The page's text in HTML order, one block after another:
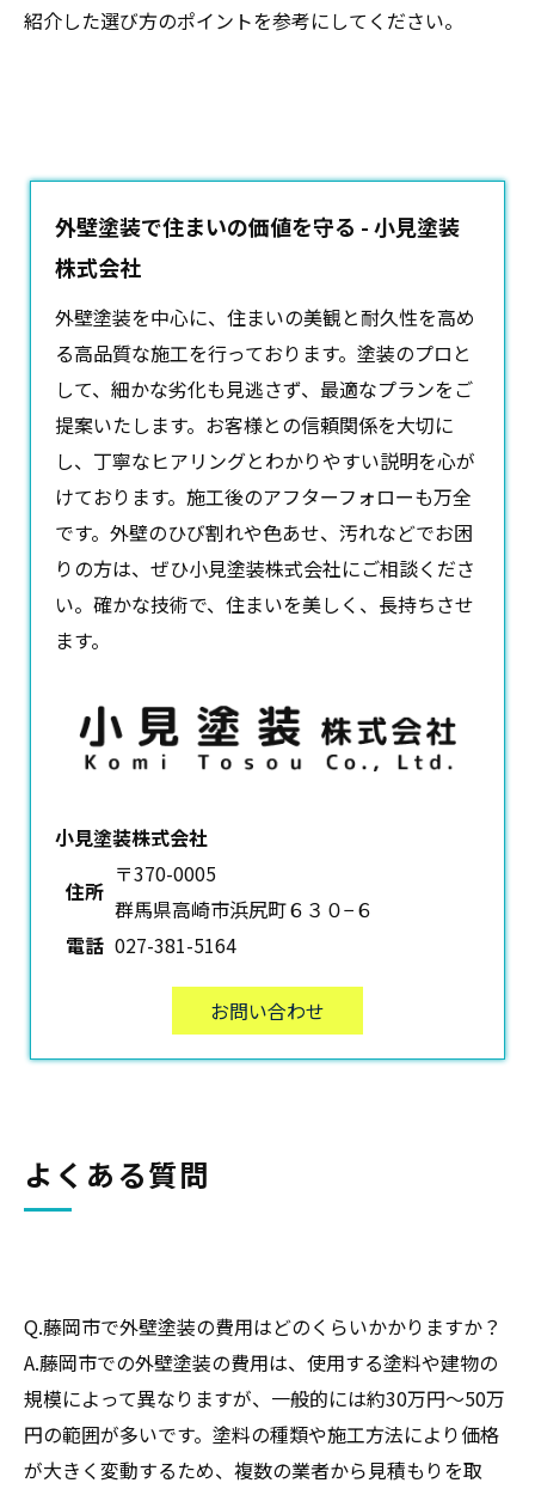
紹介した選び方のポイントを参考にしてください。
外壁塗装で住まいの価値を守る - 小見塗装
株式会社
外壁塗装を中心に、住まいの美観と耐久性を高め
る高品質な施工を行っております。塗装のプロと
して、細かな劣化も見逃さず、最適なプランをご
提案いたします。お客様との信頼関係を大切に
し、丁寧なヒアリングとわかりやすい説明を心が
けております。施工後のアフターフォローも万全
です。外壁のひび割れや色あせ、汚れなどでお困
りの方は、ぜひ小見塗装株式会社にご相談くださ
い。確かな技術で、住まいを美しく、長持ちさせ
ます。
小見塗装株式会社
住所
〒370-0005
群馬県高崎市浜尻町６３０−６
電話 027-381-5164
お問い合わせ
よくある質問
Q.藤岡市で外壁塗装の費用はどのくらいかかりますか？
A.藤岡市での外壁塗装の費用は、使用する塗料や建物の
規模によって異なりますが、一般的には約30万円～50万
円の範囲が多いです。塗料の種類や施工方法により価格
が大きく変動するため、複数の業者から見積もりを取